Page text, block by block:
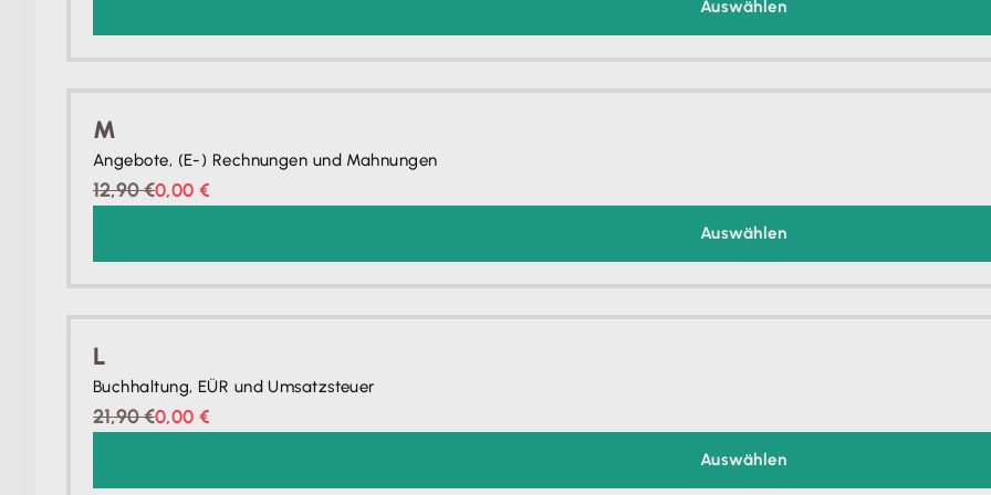
Auswählen
M
Angebote, (E-) Rechnungen und Mahnungen
12,90 €0,00 €
Auswählen
L
Buchhaltung, EÜR und Umsatzsteuer
21,90 €0,00 €
Auswählen